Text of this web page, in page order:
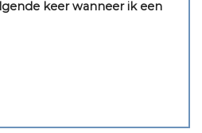
keer wanneer ik een